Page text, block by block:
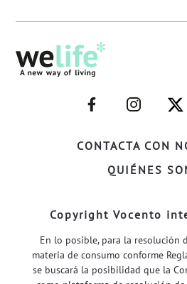
CONTACTA CON
QUIÉNES
–
FACEBOOK–
–
–
Copyright Vocento
En lo posible, para la resolución
materia de consumo conforme
se buscará la posibilidad que la